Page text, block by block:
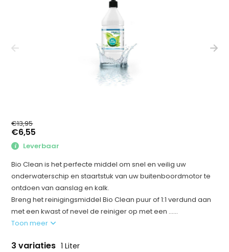
€13,95
€6,55
Leverbaar
Bio Clean is het perfecte middel om snel en veilig uw
onderwaterschip en staartstuk van uw buitenboordmotor te
ontdoen van aanslag en kalk.
Breng het reinigingsmiddel Bio Clean puur of 1:1 verdund aan
met een kwast of nevel de reiniger op met een ......
Toon meer
3 variaties 1 Liter